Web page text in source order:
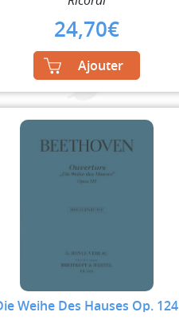
24,70€
Ajouter
Weihe Des Hauses Op. 124